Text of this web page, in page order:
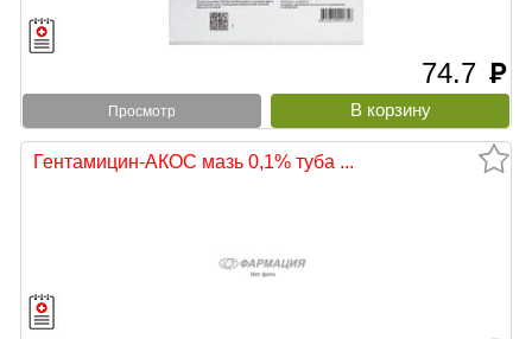
74.7 руб
Просмотр
Гентамицин-АКОС мазь 0,1% туба ...